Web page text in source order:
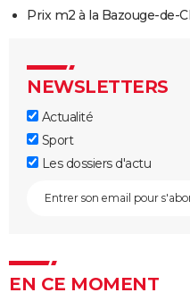
Prix m2 à la Bazouge-de-
NEWSLETTERS
Actualité
Sport
Les dossiers d'actu
EN CE MOMENT